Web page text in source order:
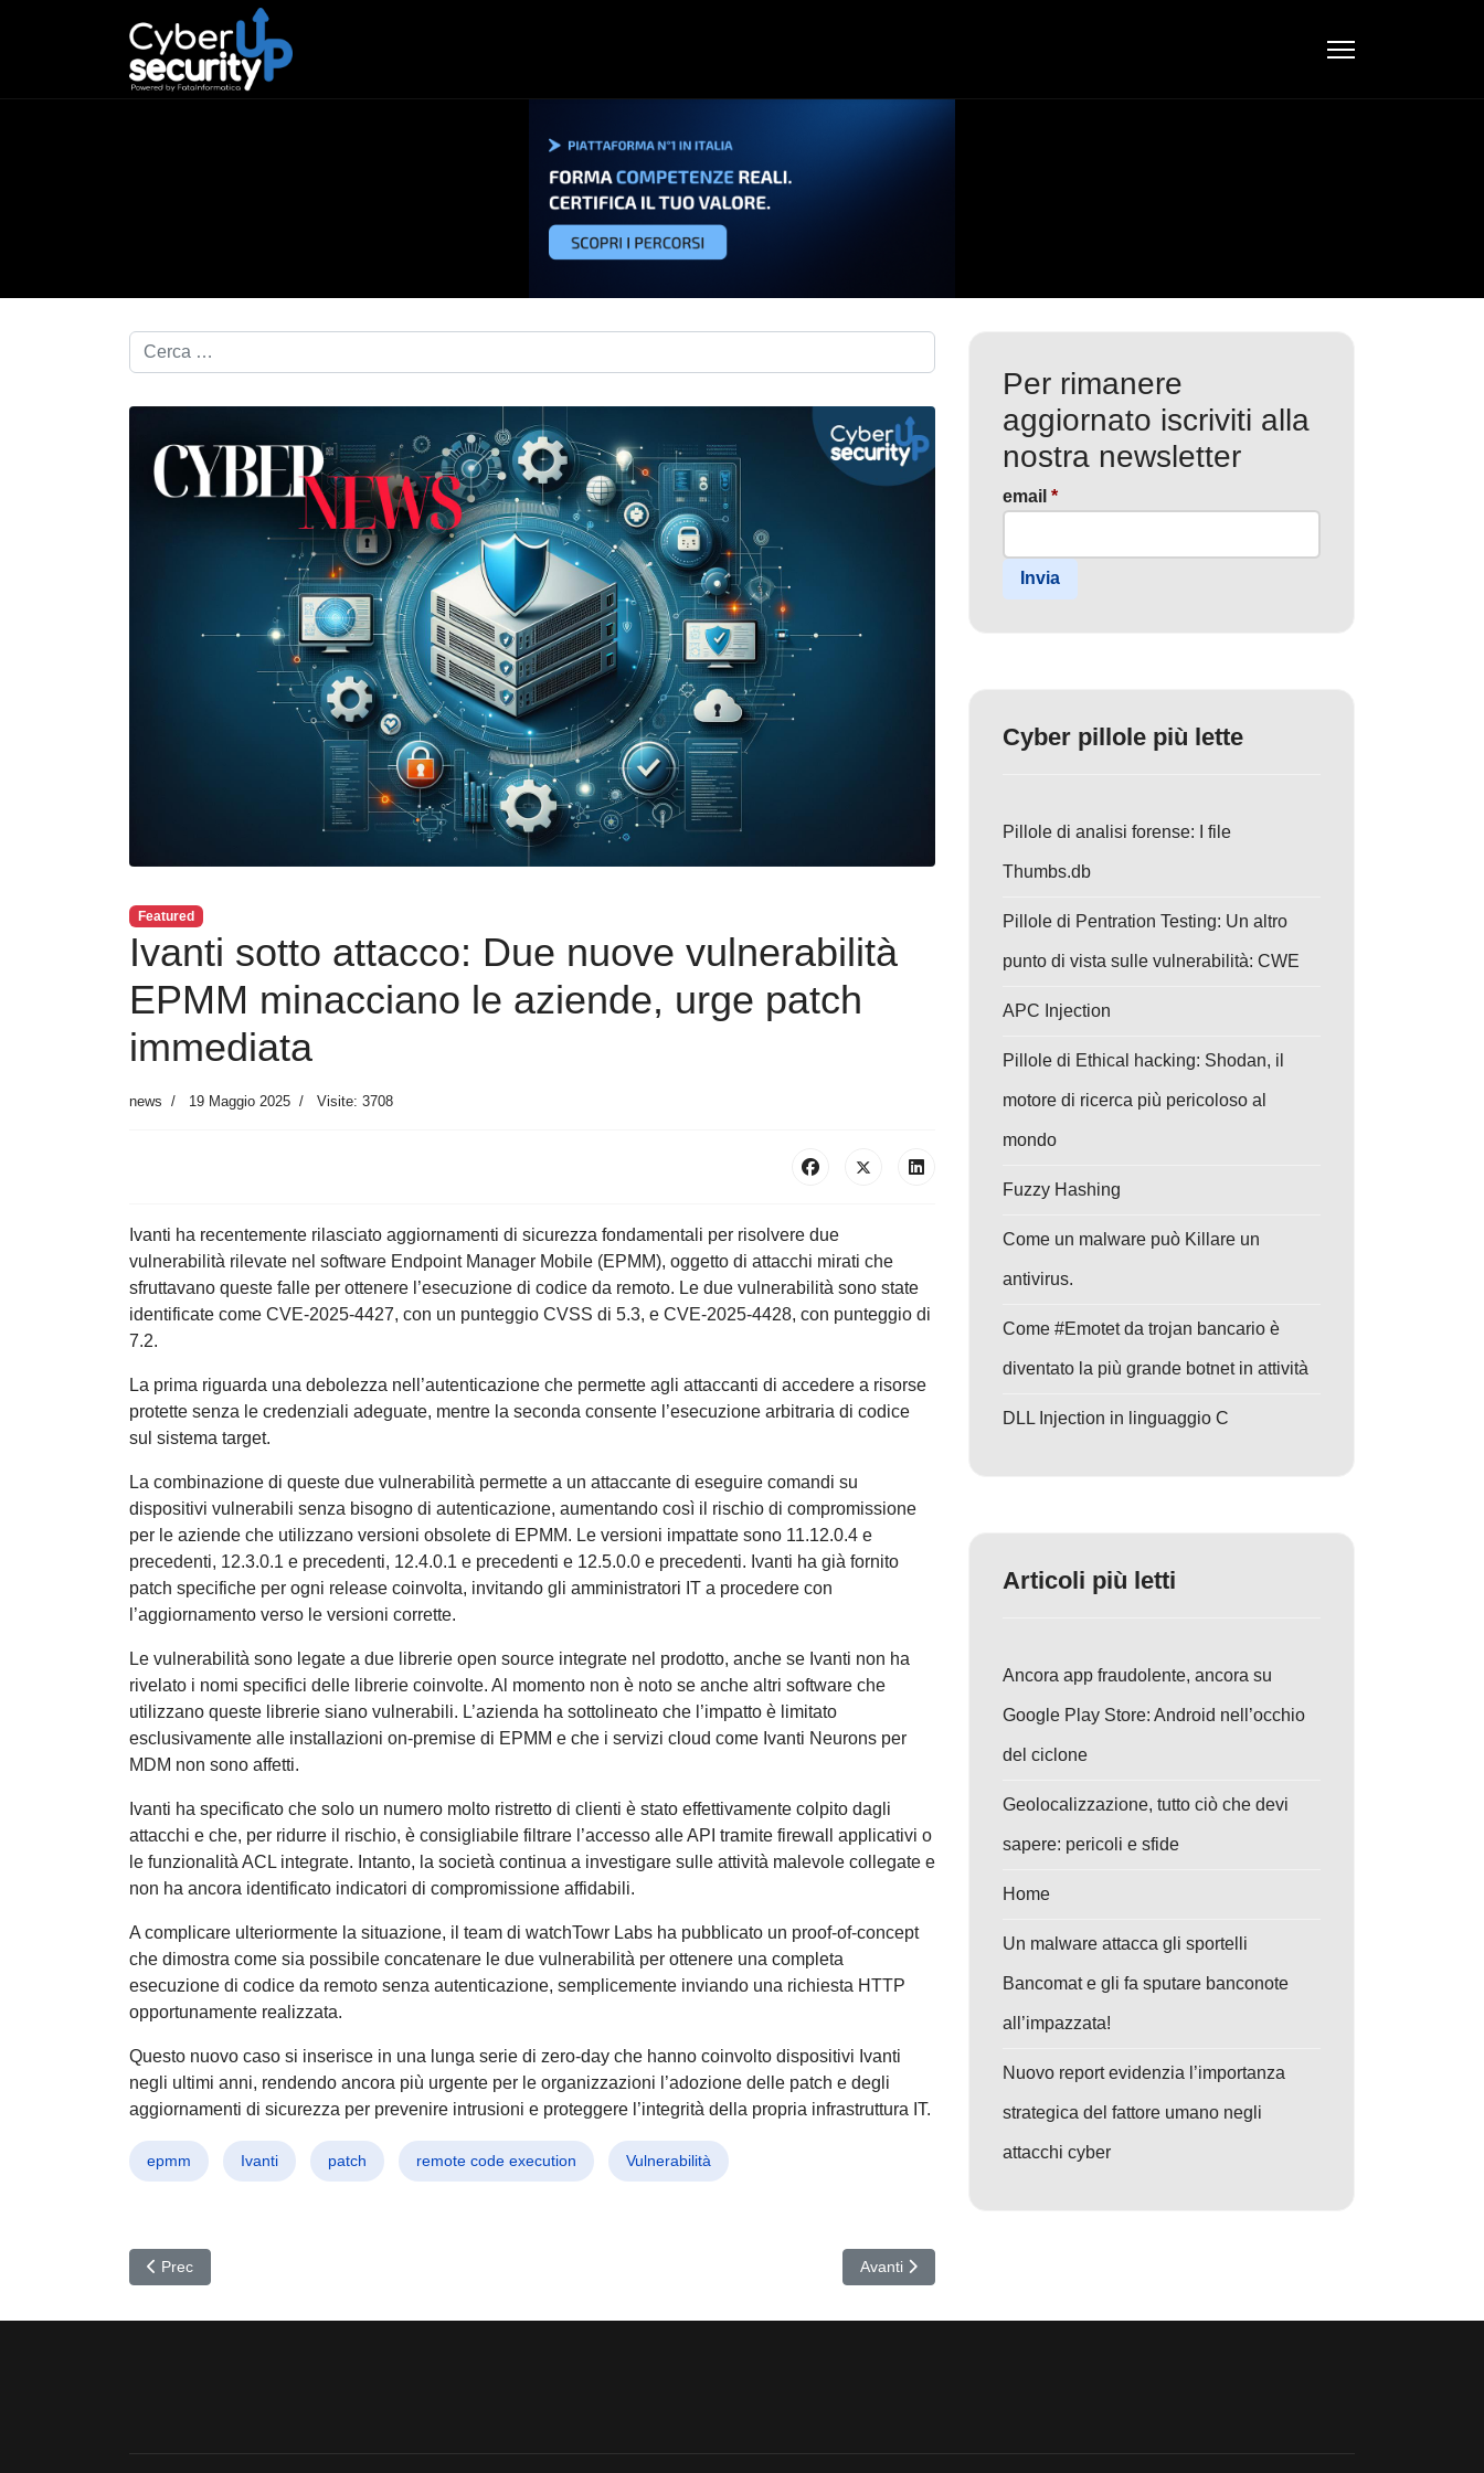
Cerca nel blog...
Featured
Ivanti sotto attacco: Due nuove vulnerabilità
EPMM minacciano le aziende, urge patch
immediata
news 19 Maggio 2025 Visite: 3708
Ivanti ha recentemente rilasciato aggiornamenti di sicurezza fondamentali per risolvere due
vulnerabilità rilevate nel software Endpoint Manager Mobile (EPMM), oggetto di attacchi mirati che
sfruttavano queste falle per ottenere l’esecuzione di codice da remoto. Le due vulnerabilità sono state
identificate come CVE-2025-4427, con un punteggio CVSS di 5.3, e CVE-2025-4428, con punteggio di
7.2.
La prima riguarda una debolezza nell’autenticazione che permette agli attaccanti di accedere a risorse
protette senza le credenziali adeguate, mentre la seconda consente l’esecuzione arbitraria di codice
sul sistema target.
La combinazione di queste due vulnerabilità permette a un attaccante di eseguire comandi su
dispositivi vulnerabili senza bisogno di autenticazione, aumentando così il rischio di compromissione
per le aziende che utilizzano versioni obsolete di EPMM. Le versioni impattate sono 11.12.0.4 e
precedenti, 12.3.0.1 e precedenti, 12.4.0.1 e precedenti e 12.5.0.0 e precedenti. Ivanti ha già fornito
patch specifiche per ogni release coinvolta, invitando gli amministratori IT a procedere con
l’aggiornamento verso le versioni corrette.
Le vulnerabilità sono legate a due librerie open source integrate nel prodotto, anche se Ivanti non ha
rivelato i nomi specifici delle librerie coinvolte. Al momento non è noto se anche altri software che
utilizzano queste librerie siano vulnerabili. L’azienda ha sottolineato che l’impatto è limitato
esclusivamente alle installazioni on-premise di EPMM e che i servizi cloud come Ivanti Neurons per
MDM non sono affetti.
Ivanti ha specificato che solo un numero molto ristretto di clienti è stato effettivamente colpito dagli
attacchi e che, per ridurre il rischio, è consigliabile filtrare l’accesso alle API tramite firewall applicativi o
le funzionalità ACL integrate. Intanto, la società continua a investigare sulle attività malevole collegate e
non ha ancora identificato indicatori di compromissione affidabili.
A complicare ulteriormente la situazione, il team di watchTowr Labs ha pubblicato un proof-of-concept
che dimostra come sia possibile concatenare le due vulnerabilità per ottenere una completa
esecuzione di codice da remoto senza autenticazione, semplicemente inviando una richiesta HTTP
opportunamente realizzata.
Questo nuovo caso si inserisce in una lunga serie di zero-day che hanno coinvolto dispositivi Ivanti
negli ultimi anni, rendendo ancora più urgente per le organizzazioni l’adozione delle patch e degli
aggiornamenti di sicurezza per prevenire intrusioni e proteggere l’integrità della propria infrastruttura IT.
epmm Ivanti patch remote code execution Vulnerabilità
Articolo precedente: Allarme Zero-Day Output Messenger: Marbled Dust colpisce aziende con una backdoor invisibile
Prec Articolo successivo: Cybersecurity sotto attacco: Dipendenti e password, il vero rischio
Avanti
Per rimanere
aggiornato iscriviti alla
nostra newsletter
email *
Invia
Cyber pillole più lette
Pillole di analisi forense: I file
Thumbs.db
Pillole di Pentration Testing: Un altro
punto di vista sulle vulnerabilità: CWE
APC Injection
Pillole di Ethical hacking: Shodan, il
motore di ricerca più pericoloso al
mondo
Fuzzy Hashing
Come un malware può Killare un
antivirus.
Come #Emotet da trojan bancario è
diventato la più grande botnet in attività
DLL Injection in linguaggio C
Articoli più letti
Ancora app fraudolente, ancora su
Google Play Store: Android nell’occhio
del ciclone
Geolocalizzazione, tutto ciò che devi
sapere: pericoli e sfide
Home
Un malware attacca gli sportelli
Bancomat e gli fa sputare banconote
all’impazzata!
Nuovo report evidenzia l’importanza
strategica del fattore umano negli
attacchi cyber